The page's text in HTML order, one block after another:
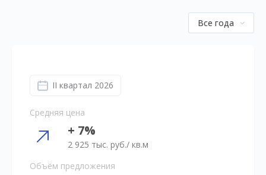
Все года
II квартал 2026
Средняя цена
+ 7%
2 925 тыс. руб./ кв.м
Объём предложения